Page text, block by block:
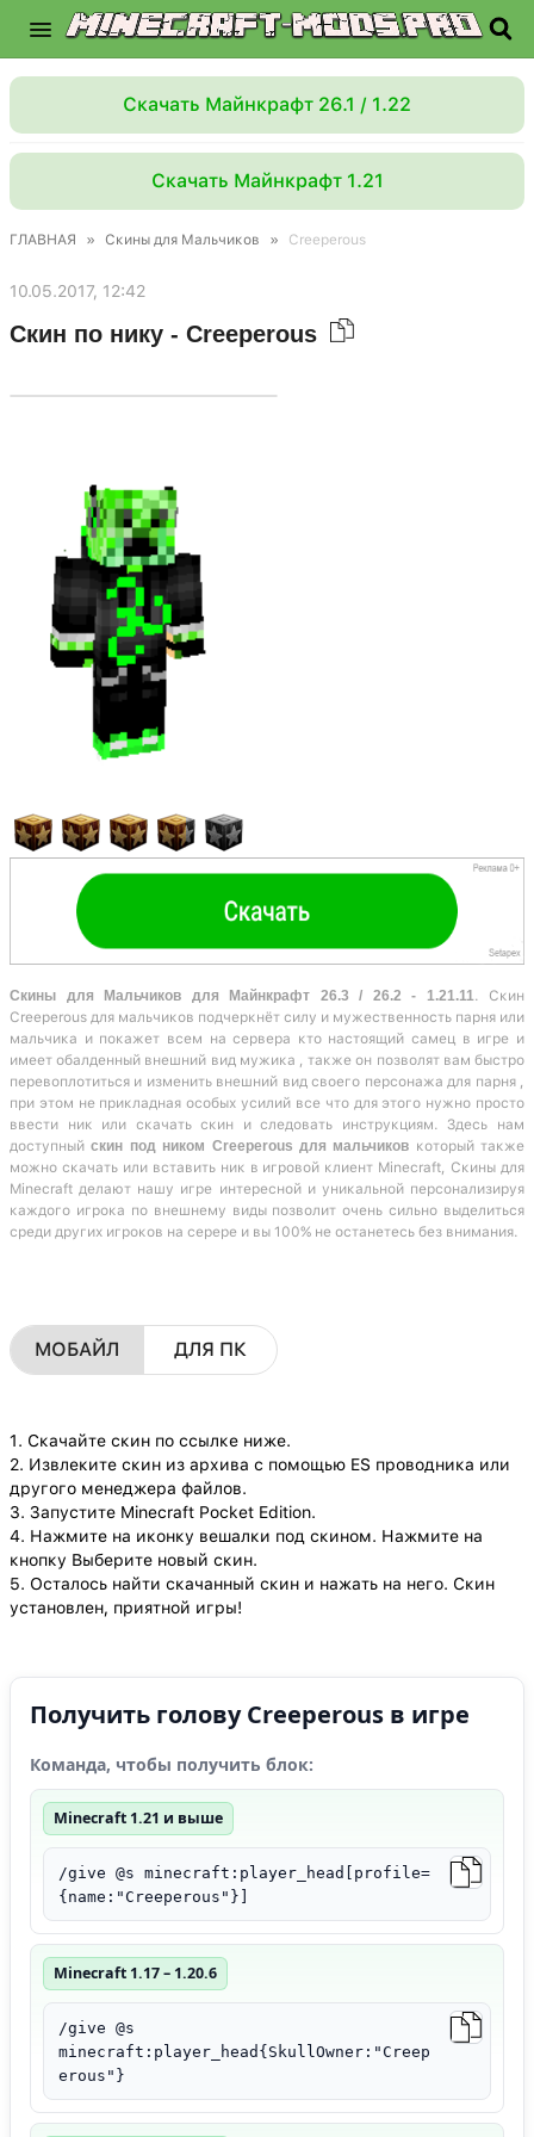
Скачать Майнкрафт 26.1 / 1.22
Скачать Майнкрафт 1.21
ГЛАВНАЯ » Скины для Мальчиков » Creeperous
10.05.2017, 12:42
Скин по нику - Creeperous
Скины для Мальчиков для Майнкрафт 26.3 / 26.2 - 1.21.11 . Скин
Creeperous для мальчиков подчеркнёт силу и мужественность парня или
мальчика и покажет всем на сервера кто настоящий самец в игре и
имеет обалденный внешний вид мужика , также он позволят вам быстро
перевоплотиться и изменить внешний вид своего персонажа для парня ,
при этом не прикладная особых усилий все что для этого нужно просто
ввести ник или скачать скин и следовать инструкциям. Здесь нам
доступный скин под ником Creeperous для мальчиков который также
можно скачать или вставить ник в игровой клиент Minecraft, Скины для
Minecraft делают нашу игре интересной и уникальной персонализируя
каждого игрока по внешнему виды позволит очень сильно выделиться
среди других игроков на серере и вы 100% не останетесь без внимания.
МОБАЙЛ ДЛЯ ПК
1. Скачайте скин по ссылке ниже.
2. Извлеките скин из архива с помощью ES проводника или
другого менеджера файлов.
3. Запустите Minecraft Pocket Edition.
4. Нажмите на иконку вешалки под скином. Нажмите на
кнопку Выберите новый скин.
5. Осталось найти скачанный скин и нажать на него. Скин
установлен, приятной игры!
Получить голову Creeperous в игре
Команда, чтобы получить блок:
Minecraft 1.21 и выше
/give @s minecraft:player_head[profile=
{name:"Creeperous"}]
Minecraft 1.17 – 1.20.6
/give @s
minecraft:player_head{SkullOwner:"Creep
erous"}